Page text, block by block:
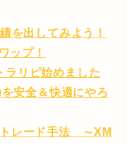
を出してみよう！
ップ！
ラリピ始めました
安全＆快適にやろ
トレード手法 ～XM